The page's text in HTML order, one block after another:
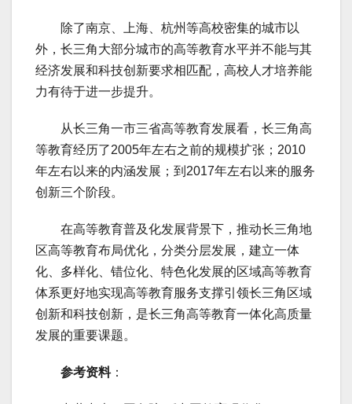
除了南京、上海、杭州等高校密集的城市以
外，长三角大部分城市的高等教育水平并不能与其
经济发展和科技创新要求相匹配，高校人才培养能
力有待于进一步提升。
从长三角一市三省高等教育发展看，长三角高
等教育经历了2005年左右之前的规模扩张；2010
年左右以来的内涵发展；到2017年左右以来的服务
创新三个阶段。
在高等教育普及化发展背景下，推动长三角地
区高等教育布局优化，分类分层发展，建立一体
化、多样化、错位化、特色化发展的区域高等教育
体系更好地实现高等教育服务支撑引领长三角区域
创新和科技创新，是长三角高等教育一体化高质量
发展的重要课题。
参考资料：